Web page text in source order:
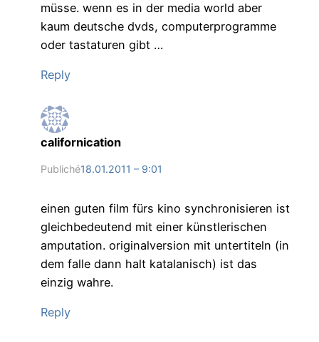
müsse. wenn es in der media world aber
kaum deutsche dvds, computerprogramme
oder tastaturen gibt …
Reply
californication
Publiché18.01.2011 – 9:01
einen guten film fürs kino synchronisieren ist
gleichbedeutend mit einer künstlerischen
amputation. originalversion mit untertiteln (in
dem falle dann halt katalanisch) ist das
einzig wahre.
Reply